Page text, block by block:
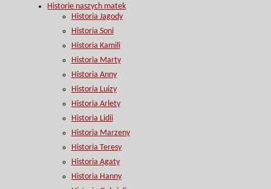
Historie naszych matek
Historia Jagody
Historia Soni
Historia Kamili
Historia Marty
Historia Anny
Historia Luizy
Historia Arlety
Historia Lidii
Historia Marzeny
Historia Teresy
Historia Agaty
Historia Hanny